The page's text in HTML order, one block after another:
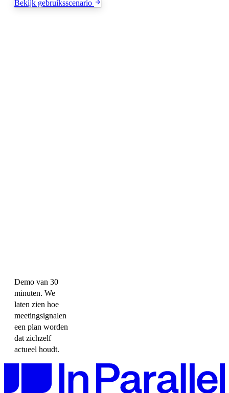
Bekijk gebruiksscenario
Demo van 30
minuten. We
laten zien hoe
meetingsignalen
een plan worden
dat zichzelf
actueel houdt.